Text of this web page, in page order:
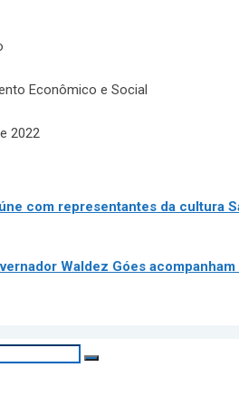
Econômico e Social
2022
com representantes da cultura
Waldez Góes acompanham